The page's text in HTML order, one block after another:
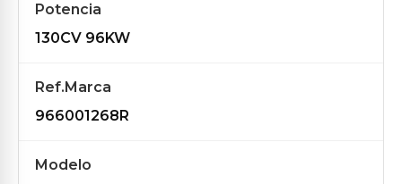
Potencia
130CV 96KW
Ref.Marca
966001268R
Modelo